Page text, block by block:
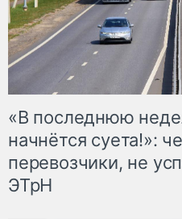
«В последнюю
начнётся суета!»:
перевозчики, не
ЭТрН